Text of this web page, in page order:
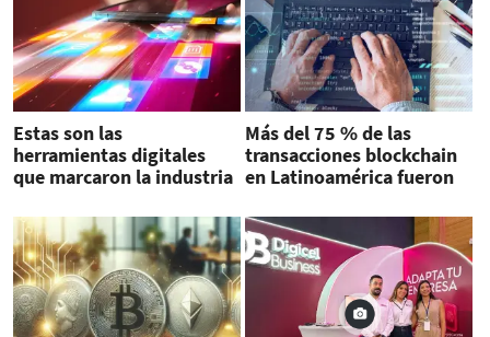
Estas son las
herramientas digitales
que marcaron la industria
Más del 75 % de las
transacciones blockchain
en Latinoamérica fueron
estudio